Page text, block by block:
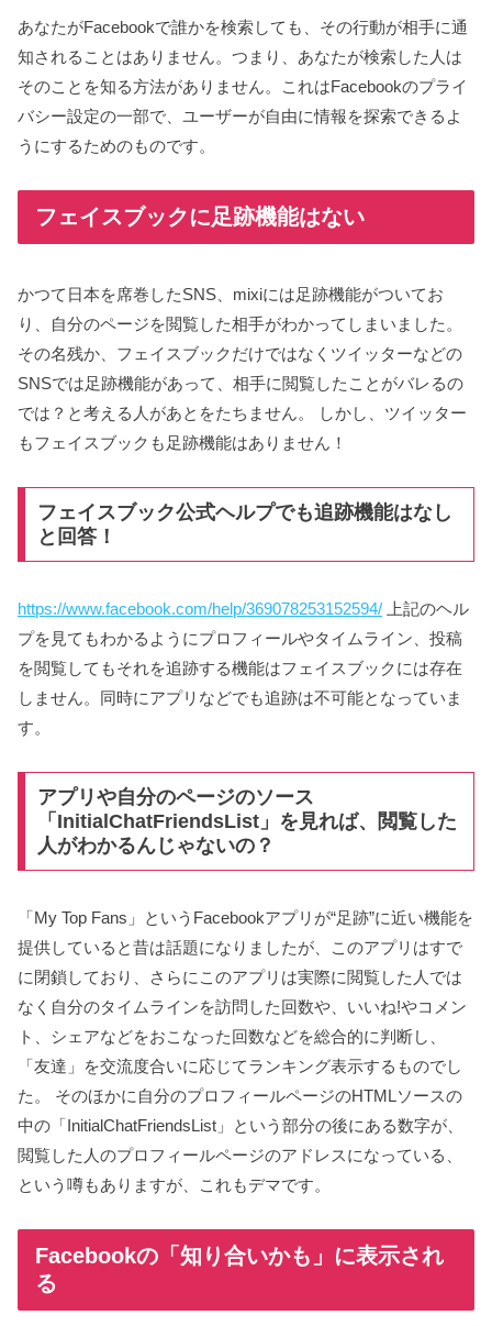
あなたがFacebookで誰かを検索しても、その行動が相手に通
知されることはありません。つまり、あなたが検索した人は
そのことを知る方法がありません。これはFacebookのプライ
バシー設定の一部で、ユーザーが自由に情報を探索できるよ
うにするためのものです。
フェイスブックに足跡機能はない
かつて日本を席巻したSNS、mixiには足跡機能がついてお
り、自分のページを閲覧した相手がわかってしまいました。
その名残か、フェイスブックだけではなくツイッターなどの
SNSでは足跡機能があって、相手に閲覧したことがバレるの
では？と考える人があとをたちません。 しかし、ツイッター
もフェイスブックも足跡機能はありません！
フェイスブック公式ヘルプでも追跡機能はなし
と回答！
https://www.facebook.com/help/369078253152594/ 上記のヘル
プを見てもわかるようにプロフィールやタイムライン、投稿
を閲覧してもそれを追跡する機能はフェイスブックには存在
しません。同時にアプリなどでも追跡は不可能となっていま
す。
アプリや自分のページのソース
「InitialChatFriendsList」を見れば、閲覧した
人がわかるんじゃないの？
「My Top Fans」というFacebookアプリが“足跡”に近い機能を
提供していると昔は話題になりましたが、このアプリはすで
に閉鎖しており、さらにこのアプリは実際に閲覧した人では
なく自分のタイムラインを訪問した回数や、いいね!やコメン
ト、シェアなどをおこなった回数などを総合的に判断し、
「友達」を交流度合いに応じてランキング表示するものでし
た。 そのほかに自分のプロフィールページのHTMLソースの
中の「InitialChatFriendsList」という部分の後にある数字が、
閲覧した人のプロフィールページのアドレスになっている、
という噂もありますが、これもデマです。
Facebookの「知り合いかも」に表示され
る